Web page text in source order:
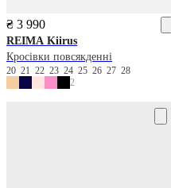
₴ 3 990
REIMA Kiirus
Кросівки повсякденні
20 21 22 23 24 25 26 27 28
2